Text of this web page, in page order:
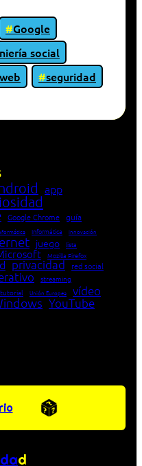
Google
social
seguridad
app
Google Chrome guía
Informática innovación
juego lista
Mozilla Firefox
privacidad red social
streaming
tutorial Unión Europea vídeo
YouTube
d